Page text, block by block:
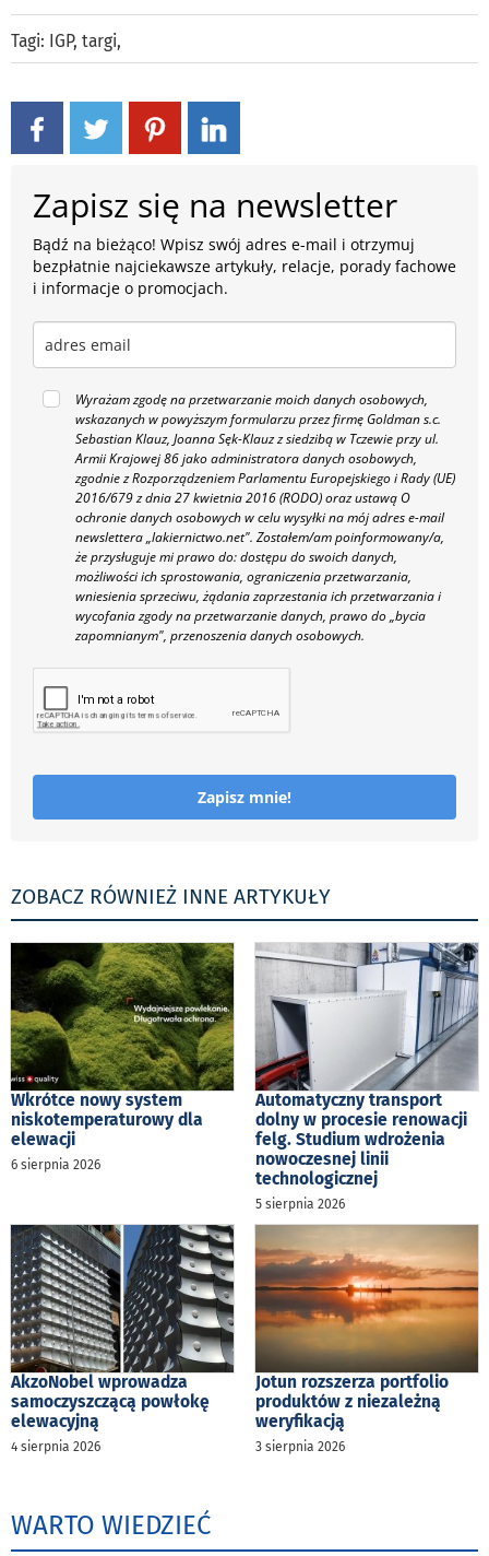
Tagi: IGP, targi,
Zapisz się na newsletter
Bądź na bieżąco! Wpisz swój adres e-mail i otrzymuj
bezpłatnie najciekawsze artykuły, relacje, porady fachowe
i informacje o promocjach.
Wyrażam zgodę na przetwarzanie moich danych osobowych,
wskazanych w powyższym formularzu przez firmę Goldman s.c.
Sebastian Klauz, Joanna Sęk-Klauz z siedzibą w Tczewie przy ul.
Armii Krajowej 86 jako administratora danych osobowych,
zgodnie z Rozporządzeniem Parlamentu Europejskiego i Rady (UE)
2016/679 z dnia 27 kwietnia 2016 (RODO) oraz ustawą O
ochronie danych osobowych w celu wysyłki na mój adres e-mail
newslettera „lakiernictwo.net". Zostałem/am poinformowany/a,
że przysługuje mi prawo do: dostępu do swoich danych,
możliwości ich sprostowania, ograniczenia przetwarzania,
wniesienia sprzeciwu, żądania zaprzestania ich przetwarzania i
wycofania zgody na przetwarzanie danych, prawo do „bycia
zapomnianym", przenoszenia danych osobowych.
Zapisz mnie!
ZOBACZ RÓWNIEŻ INNE ARTYKUŁY
Wkrótce nowy system
niskotemperaturowy dla
elewacji
6 sierpnia 2026
Automatyczny transport
dolny w procesie renowacji
felg. Studium wdrożenia
nowoczesnej linii
technologicznej
5 sierpnia 2026
AkzoNobel wprowadza
samoczyszczącą powłokę
elewacyjną
4 sierpnia 2026
Jotun rozszerza portfolio
produktów z niezależną
weryfikacją
3 sierpnia 2026
WARTO WIEDZIEĆ